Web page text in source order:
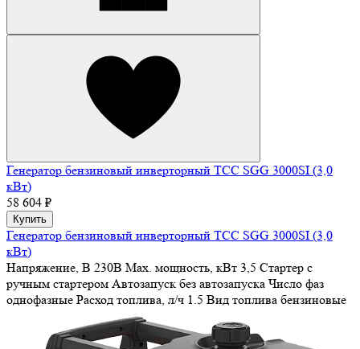
Генератор бензиновый инверторный ТСС SGG 3000SI (3,0
кВт)
58 604 ₽
Купить
Генератор бензиновый инверторный ТСС SGG 3000SI (3,0
кВт)
Напряжение, В 230В Max. мощность, кВт 3,5 Стартер с
ручным стартером Автозапуск без автозапуска Число фаз
однофазные Расход топлива, л/ч 1.5 Вид топлива бензиновые